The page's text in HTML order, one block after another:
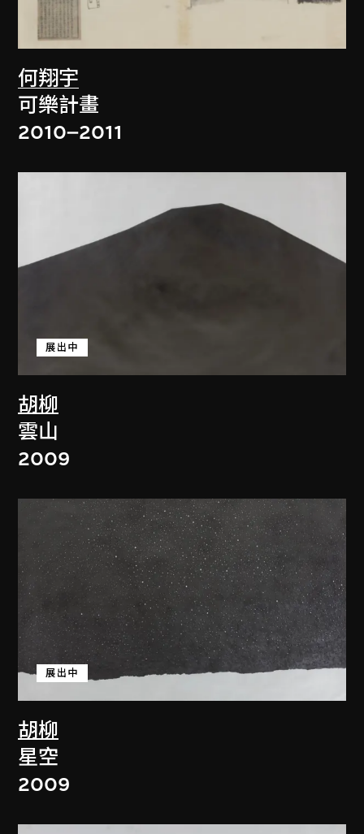
何翔宇
可樂計畫
2010–2011
胡柳
展出中
雲山
2009
胡柳
展出中
星空
2009